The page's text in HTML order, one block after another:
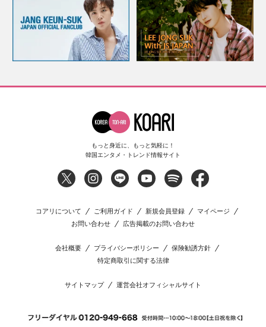
もっと身近に、もっと気軽に！
韓国エンタメ・トレンド情報サイト
コアリについて ご利用ガイド 新規会員登録
マイページ
お問い合わせ
広告掲載のお問い合わせ
会社概要 プライバシーポリシー
保険勧誘方針
特定商取引に関する法律
サイトマップ 運営会社オフィシャルサイト